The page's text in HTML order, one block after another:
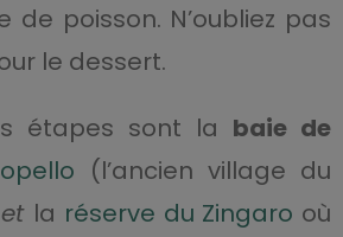
de poisson. N’oubliez pas
le dessert.
étapes sont la baie de
(l’ancien village du
et la réserve du Zingaro où